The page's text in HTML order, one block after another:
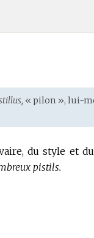
« pilon », lui-
du style et
pistils.